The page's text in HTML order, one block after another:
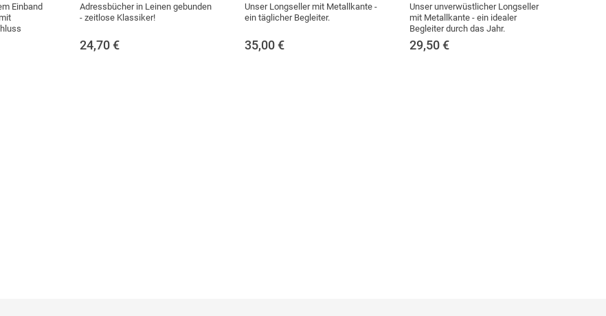
Einband
Adressbücher in Leinen gebunden
- zeitlose Klassiker!
24,70 €
Unser Longseller mit Metallkante -
ein täglicher Begleiter.
35,00 €
Unser unverwüstlicher Longseller
mit Metallkante - ein idealer
Begleiter durch das Jahr.
29,50 €